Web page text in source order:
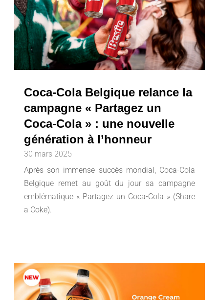
Coca-Cola Belgique relance la
campagne « Partagez un
Coca-Cola » : une nouvelle
génération à l’honneur
30 mars 2025
Après son immense succès mondial, Coca-Cola
Belgique remet au goût du jour sa campagne
emblématique « Partagez un Coca-Cola » (Share
a Coke).